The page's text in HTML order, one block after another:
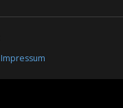
Impressum